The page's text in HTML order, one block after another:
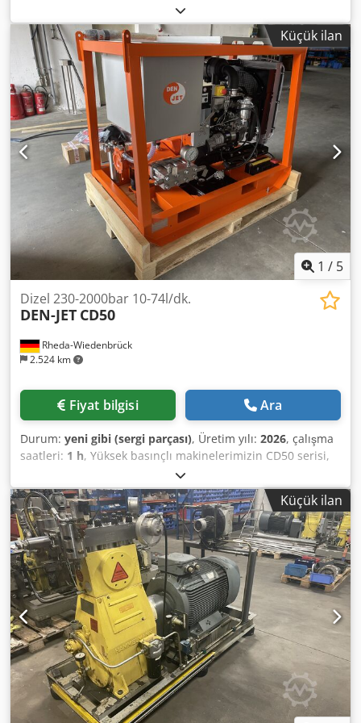
yüksek basınç pompa ünitesi, temel şasi üzerinde. Benzer
ama Kamat, Uraca, Woma değildir. Pompa tipi: HDP 77
Dedpfx Amewyn Suo Heck Çalışma basıncı: 330 bar Debi:
59 l/dak. Tahrik devir hızı: 1500 d/dak. Tahrik gücü: 37 kW
Siemens 1LA6223-4AA60 45 kW elektrik motorlu Basınç
ayar vanası ile, emniyet valfi ile, yağ soğutma sistemi ile.
Ebatlar UxGxY: yaklaşık 1.450x750x1.150 mm Ağırlık:
yaklaşık 600 kg Üretim yılı: 2011 Durum: İyi kullanılmış
durumda. Yeni yağ pompası.
Küçük ilan
1 / 5
Rheda-Wiedenbrück
2.524 km
Dizel 230-2000bar 10-74l/dk.
DEN-JET CD50
Fiyat bilgisi Ara
Durum: yeni gibi (sergi parçası), Üretim yılı: 2026, çalışma
saatleri: 1 h, Yüksek basınçlı makinelerimizin CD50 serisi,
230 ila 2000 bar arasında bir basınç ve 7 ila 74 l/dk
arasında bir hacimsel debiyi kapsar. Pompa, su soğutmalı
4 silindirli Toyota dizel motor tarafından tahrik
edilmektedir. Tamamen kapalı çerçeve, uzun hizmet ömrü
ve korozyon direnci sağlamak için sıcak daldırma galvanizli
çelikten yapılmıştır. Çerçeve astarlanır ve ardından
boyanır. Makinenin yalnızca 1550 x 920 mm'lik bir taban
alanına ihtiyacı vardır. Çerçeve altına 4 adet lastik ayak
monte edilmiştir. Makinede ayrıca forklift cepleri ve dört
köşeye de takılı kaldırma halkaları vardır. Galvanizli bir çatı
plakası, örneğin yüksek basınçlı hortumlar için koruma ve
saklama sağlar. Benzer ancak Dynajet, Falch,
Hammelmann, Kamat, Kärcher, Oertzen, Uraca, Woma, vb.
Değil. Mevcut modeller: ----- Model basınç hacim akışı
CD50-230 230 bar 74 Lpm CD50-400 400 bar 40 Lpm CD50-
Küçük ilan